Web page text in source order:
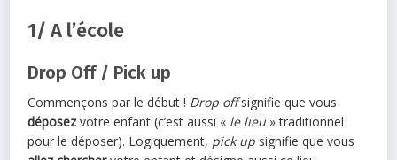
1/ A l’école
Drop Off / Pick up
Commençons par le début ! Drop offsignifie que vous
déposezvotre enfant (c’est aussi « le lieu » traditionnel
pour le déposer). Logiquement, pick up signifie que vous